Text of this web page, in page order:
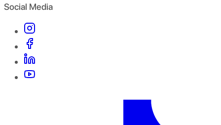
Social Media